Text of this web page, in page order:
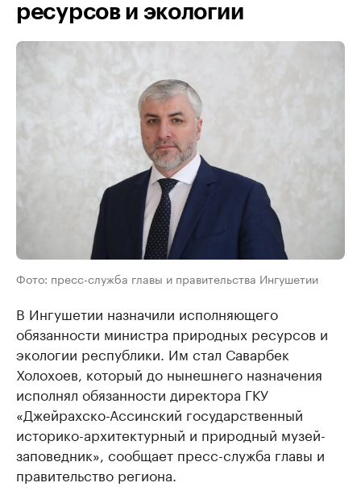
ресурсов и экологии
Фото: пресс-служба главы и правительства Ингушетии
В Ингушетии назначили исполняющего
обязанности министра природных ресурсов и
экологии республики. Им стал Саварбек
Холохоев, который до нынешнего назначения
исполнял обязанности директора ГКУ
«Джейрахско-Ассинский государственный
историко-архитектурный и природный музей-
заповедник», сообщает пресс-служба главы и
правительство региона.